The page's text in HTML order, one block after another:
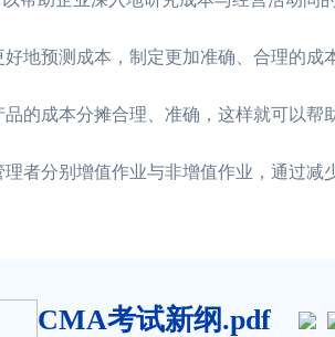
好地预测成本，制定更加准确、合理的
品的成本分摊合理、准确，这样就可以
理者分别增值作业与非增值作业，通过
CMA考试新纲.pdf